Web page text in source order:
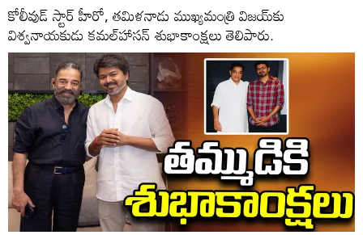
కోలీవుడ్‌ స్టార్‌ హీరో, తమిళనాడు ముఖ్యమంత్రి విజయ్‌కు
విశ్వనాయకుడు కమల్‌హాసన్‌ శుభాకాంక్షలు తెలిపారు.